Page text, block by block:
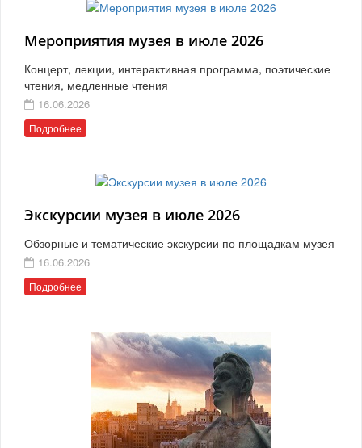
Мероприятия музея в июле 2026
Концерт, лекции, интерактивная программа, поэтические
чтения, медленные чтения
16.06.2026
Подробнее
Экскурсии музея в июле 2026
Обзорные и тематические экскурсии по площадкам музея
16.06.2026
Подробнее